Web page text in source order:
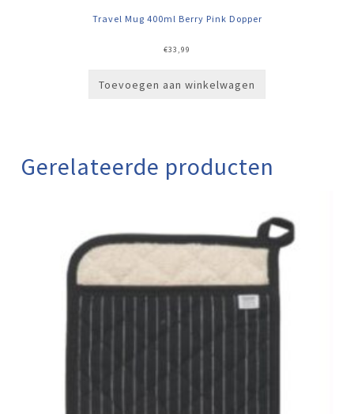
Travel Mug 400ml Berry Pink Dopper
€33,99
Toevoegen aan winkelwagen
Gerelateerde producten